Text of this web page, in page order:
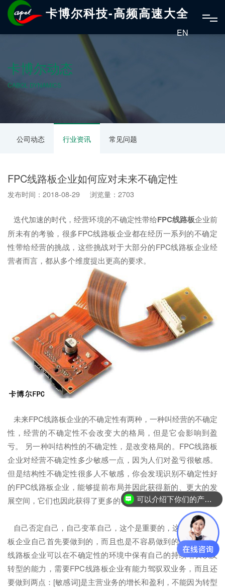
卡博尔科技-高频高速大全
EN
卡博尔动态
CABOL DYNAMICS
公司动态 行业资讯 常见问题
FPC线路板企业如何应对未来不确定性
发布时间：2018-08-29 浏览量：2703
迭代加速的时代，经营环境的不确定性带给FPC线路板企业前
所未有的考验，很多FPC线路板企业都在经历一系列的不确定
性带给经营的挑战，这些挑战对于大部分的FPC线路板企业经
营者而言，都从多个维度提出更高的要求。
未来FPC线路板企业的不确定性有两种，一种叫经营的不确定
性，经营的不确定性不会改变大的格局，但是它会影响到盈
亏。 另一种叫结构性的不确定性，是改变格局的。FPC线路板
企业对经营不确定性多少敏感一点，因为人们对盈亏很敏感。
但是结构性不确定性很多人不敏感，你会发现识别不确定性好
的FPC线路板企业，能够提前布局并因此获得新的、更大的发
展空间，它们也因此获得了更多的客户认同。
自己否定自己，自己变革自己，这个是重要的，这是FPC线路
板企业自己首先要做到的，而且也是不容易做到的。保证FPC
线路板企业可以在不确定性的环境中保有自己的持续增长以及
转型的能力，需要FPC线路板企业有能力驾驭双业务，而且还
要做到两点：[敏感词]是主营业务的增长和盈利，不能因为转型
可以介绍下你们的产品么？